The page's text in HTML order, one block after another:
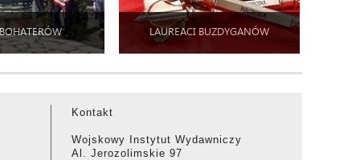
LAUREACI BUZDYGANÓW
Kontakt
Wojskowy Instytut Wydawniczy
Al. Jerozolimskie 97